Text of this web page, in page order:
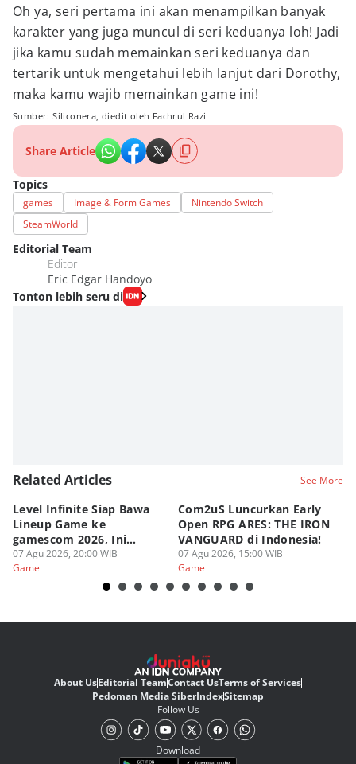
Oh ya, seri pertama ini akan menampilkan banyak
karakter yang juga muncul di seri keduanya loh! Jadi
jika kamu sudah memainkan seri keduanya dan
tertarik untuk mengetahui lebih lanjut dari Dorothy,
maka kamu wajib memainkan game ini!
Sumber: Siliconera, diedit oleh Fachrul Razi
Share Article
Topics
games Image & Form Games
Nintendo Switch
SteamWorld
Editorial Team
Editor
Eric Edgar Handoyo
Tonton lebih seru di
Related Articles See More
Level Infinite Siap Bawa
Lineup Game ke
gamescom 2026, Ini
Judulnya!
07 Agu 2026, 20:00 WIB
Game
Com2uS Luncurkan Early
Open RPG ARES: THE IRON
VANGUARD di Indonesia!
07 Agu 2026, 15:00 WIB
Game
About UsEditorial TeamContact UsTerms of Services
Pedoman Media SiberIndexSitemap
Follow Us
Download